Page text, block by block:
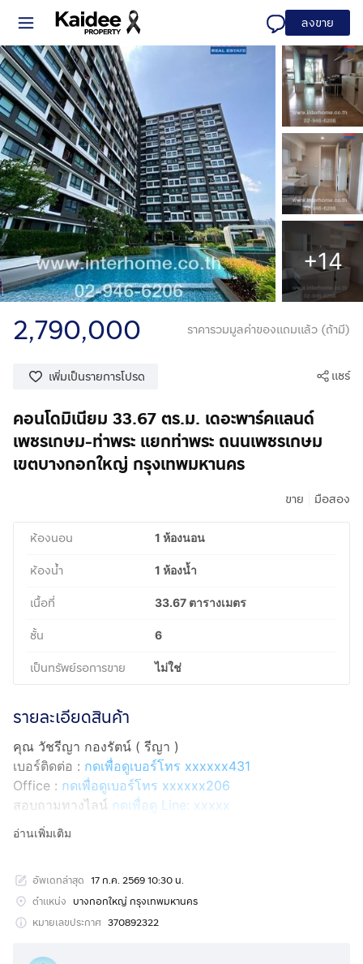
ลงขาย
+14
2,790,000 ราคารวมมูลค่าของแถมแล้ว (ถ้ามี)
เพิ่มเป็นรายการโปรด แชร์
คอนโดมิเนียม 33.67 ตร.ม. เดอะพาร์คแลนด์
เพชรเกษม-ท่าพระ แยกท่าพระ ถนนเพชรเกษม
เขตบางกอกใหญ่ กรุงเทพมหานคร
ขาย มือสอง
ห้องนอน 1 ห้องนอน
ห้องน้ำ 1 ห้องน้ำ
เนื้อที่ 33.67 ตารางเมตร
ชั้น 6
เป็นทรัพย์รอการขาย ไม่ใช่
รายละเอียดสินค้า
คุณ วัชรีญา กองรัตน์ ( รีญา )
เบอร์ติดต่อ : กดเพื่อดูเบอร์โทร xxxxxx431
Office : กดเพื่อดูเบอร์โทร xxxxxx206
สอบถามทางไลน์ กดเพื่อดู Line: xxxxx
Line ID: @interhome
ขนาด 33.67 ตร.ม.
ที่ตั้ง : เดอะพาร์คแลนด์ เพชรเกษม-ท่าพระ ถ.เพชรเกษม เขต
อ่านเพิ่มเติม
อัพเดทล่าสุด 17 ก.ค. 2569 10:30 น.
ตำแหน่ง บางกอกใหญ่ กรุงเทพมหานคร
หมายเลขประกาศ 370892322